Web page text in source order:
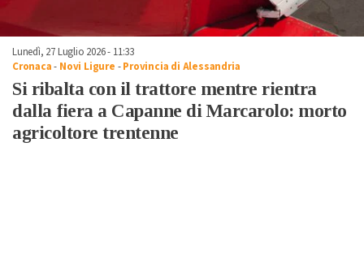
Lunedì, 27 Luglio 2026 - 11:33
Cronaca- Novi Ligure -Provincia di Alessandria
Si ribalta con il trattore mentre rientra
dalla fiera a Capanne di Marcarolo: morto
agricoltore trentenne